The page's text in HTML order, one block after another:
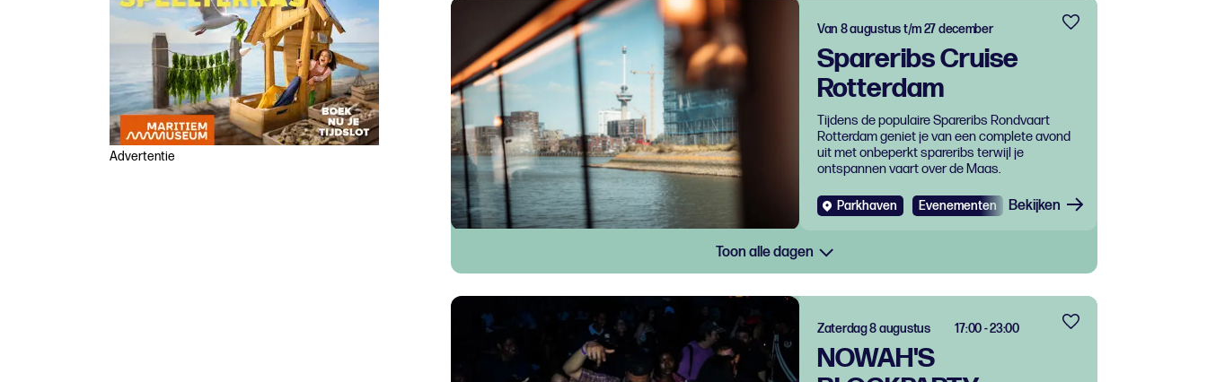
Advertentie
Spareribs Cruise
Rotterdam
Van 8 augustus t/m 27 december
Tijdens de populaire Spareribs Rondvaart
Rotterdam geniet je van een complete avond
uit met onbeperkt spareribs terwijl je
ontspannen vaart over de Maas.
Parkhaven Evenementen Eten en drinken
Bekijken
Toon alle dagen
NOWAH'S
Zaterdag 8 augustus 17:00 - 23:00